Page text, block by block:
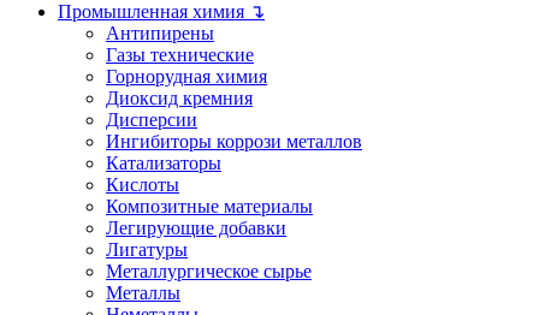
Промышленная химия ↴
Антипирены
Газы технические
Горнорудная химия
Диоксид кремния
Дисперсии
Ингибиторы коррози металлов
Катализаторы
Кислоты
Композитные материалы
Легирующие добавки
Лигатуры
Металлургическое сырье
Металлы